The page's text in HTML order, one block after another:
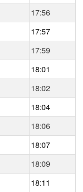
17:56
17:57
17:59
18:01
18:02
18:04
18:06
18:07
18:09
18:11